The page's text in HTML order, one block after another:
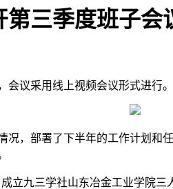
三季度班子会
议采用线上视频会议形式进行
，部署了下半年的工作计划
立九三学社山东冶金工业学院